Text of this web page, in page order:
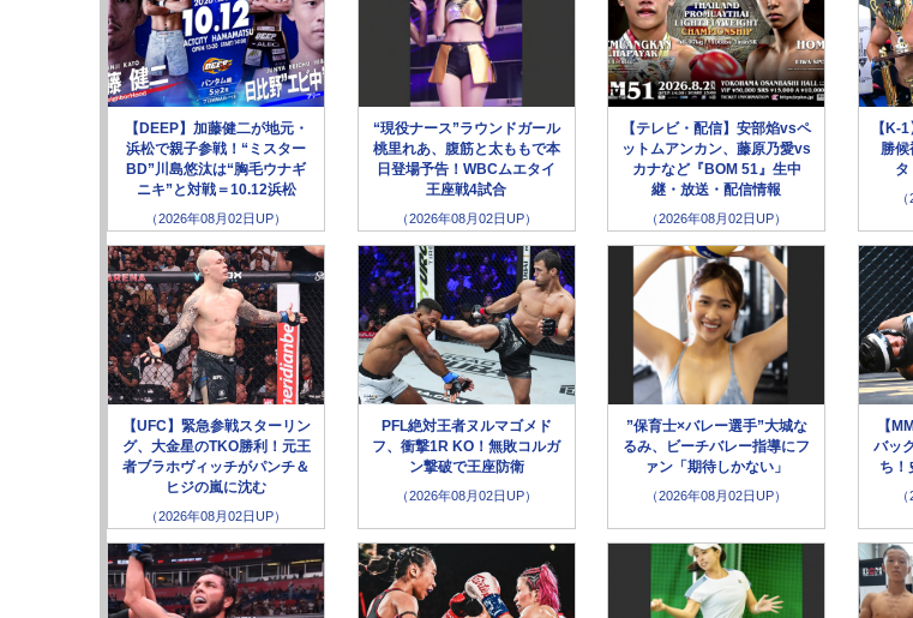
【DEEP】加藤健二が地元・
浜松で親子参戦！“ミスター
BD”川島悠汰は“胸毛ウナギ
ニキ”と対戦＝10.12浜松
（2026年08月02日UP）
“現役ナース”ラウンドガール
桃里れあ、腹筋と太ももで本
日登場予告！WBCムエタイ
王座戦4試合
（2026年08月02日UP）
【テレビ・配信】安部焰vsペ
ットムアンカン、藤原乃愛vs
カナなど『BOM 51』生中
継・放送・配信情報
（2026年08月02日UP）
【K-
勝候
タ
【UFC】緊急参戦スターリン
グ、大金星のTKO勝利！元王
者ブラホヴィッチがパンチ＆
ヒジの嵐に沈む
（2026年08月02日UP）
PFL絶対王者ヌルマゴメド
フ、衝撃1R KO！無敗コルガ
ン撃破で王座防衛
（2026年08月02日UP）
”保育士×バレー選手”大城な
るみ、ビーチバレー指導にフ
ァン「期待しかない」
（2026年08月02日UP）
【
バッ
ち！